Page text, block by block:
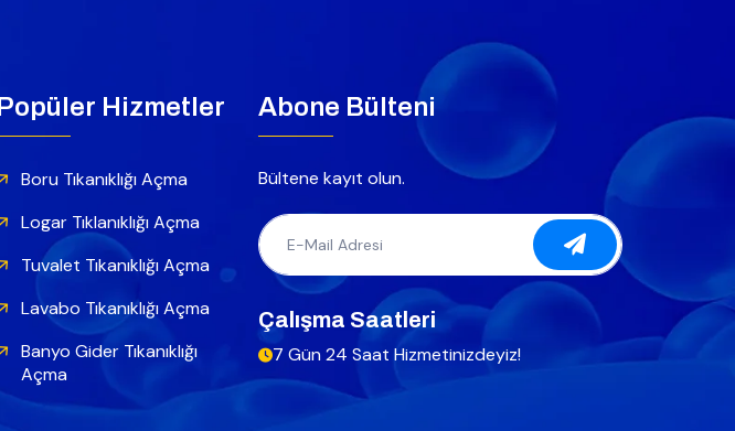
Popüler Hizmetler
Boru Tıkanıklığı Açma
Logar Tıklanıklığı Açma
Tuvalet Tıkanıklığı Açma
Lavabo Tıkanıklığı Açma
Banyo Gider Tıkanıklığı
Açma
Abone Bülteni
Bültene kayıt olun.
Çalışma Saatleri
7 Gün 24 Saat Hizmetinizdeyiz!